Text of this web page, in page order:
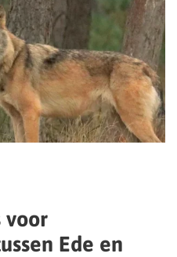
voor
Ede en